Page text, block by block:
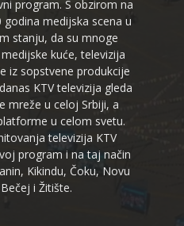
program. S obzirom na
medijska scena u
stanju, da su mnoge
kuće, televizija
iz sopstvene produkcije
KTV televizija gleda
mreže u celoj Srbiji, a
u celom svetu.
televizija KTV
program i na taj način
Kikindu, Čoku, Novu
i Žitište.